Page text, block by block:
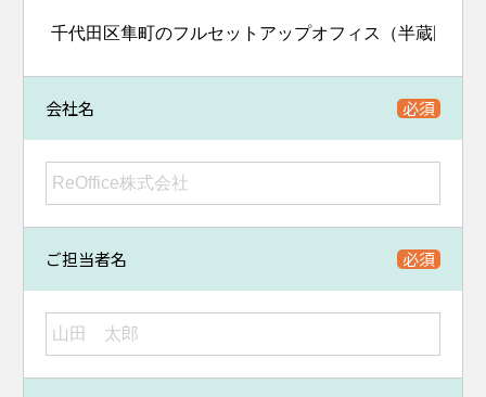
会社名
ご担当者名